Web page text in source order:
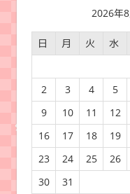
2026年
日 月 火 水
2
3 4 5
9
10 11 12
16
17 18 19
23
24 25 26
30
31